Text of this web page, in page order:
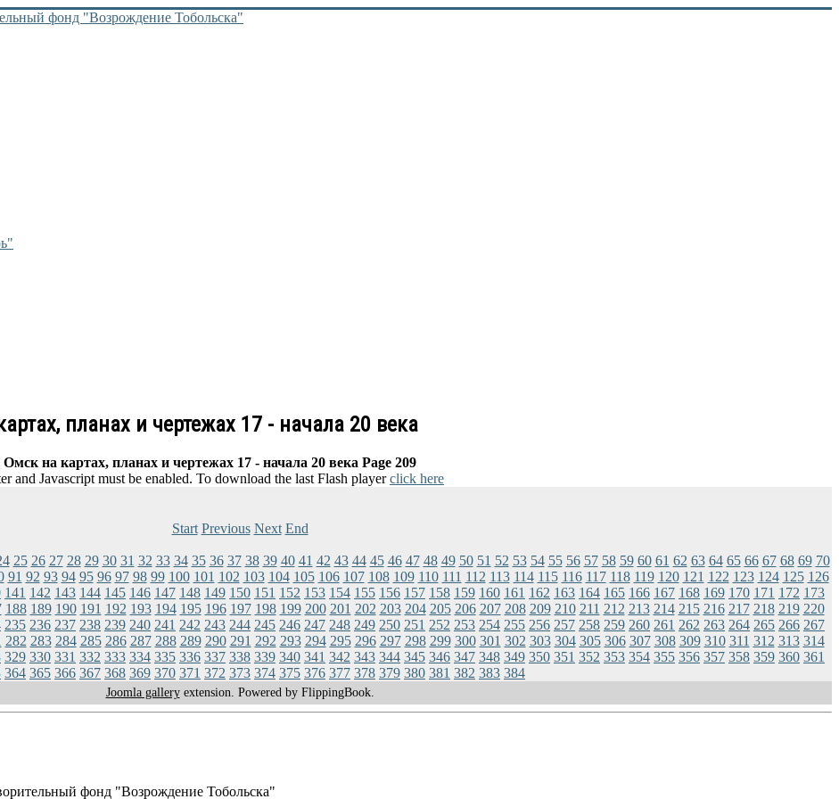
планах и чертежах 17 - начала 20 века
на картах, планах и чертежах 17 - начала 20 века Page 209
and Javascript must be enabled. To download the last Flash playerclick here
Start Previous Next End
25 26 27 28 29 30 31 32 33 34 35 36 37 38 39 40 41 42 43 44 45 46 47 48 49 50 51 52 53 54 55 56 57 58 59 60 61 62 63 64 65 66 67 68 69 70
91 92 93 94 95 96 97 98 99 100 101 102 103 104 105 106 107 108 109 110 111 112 113 114 115 116 117 118 119 120 121 122 123 124 125 126
141 142 143 144 145 146 147 148 149 150 151 152 153 154 155 156 157 158 159 160 161 162 163 164 165 166 167 168 169 170 171 172 173
188 189 190 191 192 193 194 195 196 197 198 199 200 201 202 203 204 205 206 207 208 209 210 211 212 213 214 215 216 217 218 219 220
235 236 237 238 239 240 241 242 243 244 245 246 247 248 249 250 251 252 253 254 255 256 257 258 259 260 261 262 263 264 265 266 267
282 283 284 285 286 287 288 289 290 291 292 293 294 295 296 297 298 299 300 301 302 303 304 305 306 307 308 309 310 311 312 313 314
329 330 331 332 333 334 335 336 337 338 339 340 341 342 343 344 345 346 347 348 349 350 351 352 353 354 355 356 357 358 359 360 361
364 365 366 367 368 369 370 371 372 373 374 375 376 377 378 379 380 381 382 383 384
Joomla galleryextension. Powered by FlippingBook.
фонд "Возрождение Тобольска"